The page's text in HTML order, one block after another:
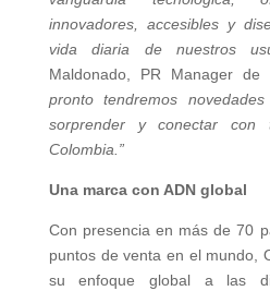
innovadores, accesibles y
vida diaria de nuestros
Maldonado, PR Manager de
pronto tendremos
sorprender y conectar con
Colombia.”
Una marca con ADN global
Con presencia en más de 70
puntos de venta en el mundo,
su enfoque global a las